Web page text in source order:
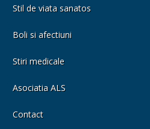
Stil de viata sanatos
Boli si afectiuni
Stiri medicale
Asociatia ALS
Contact